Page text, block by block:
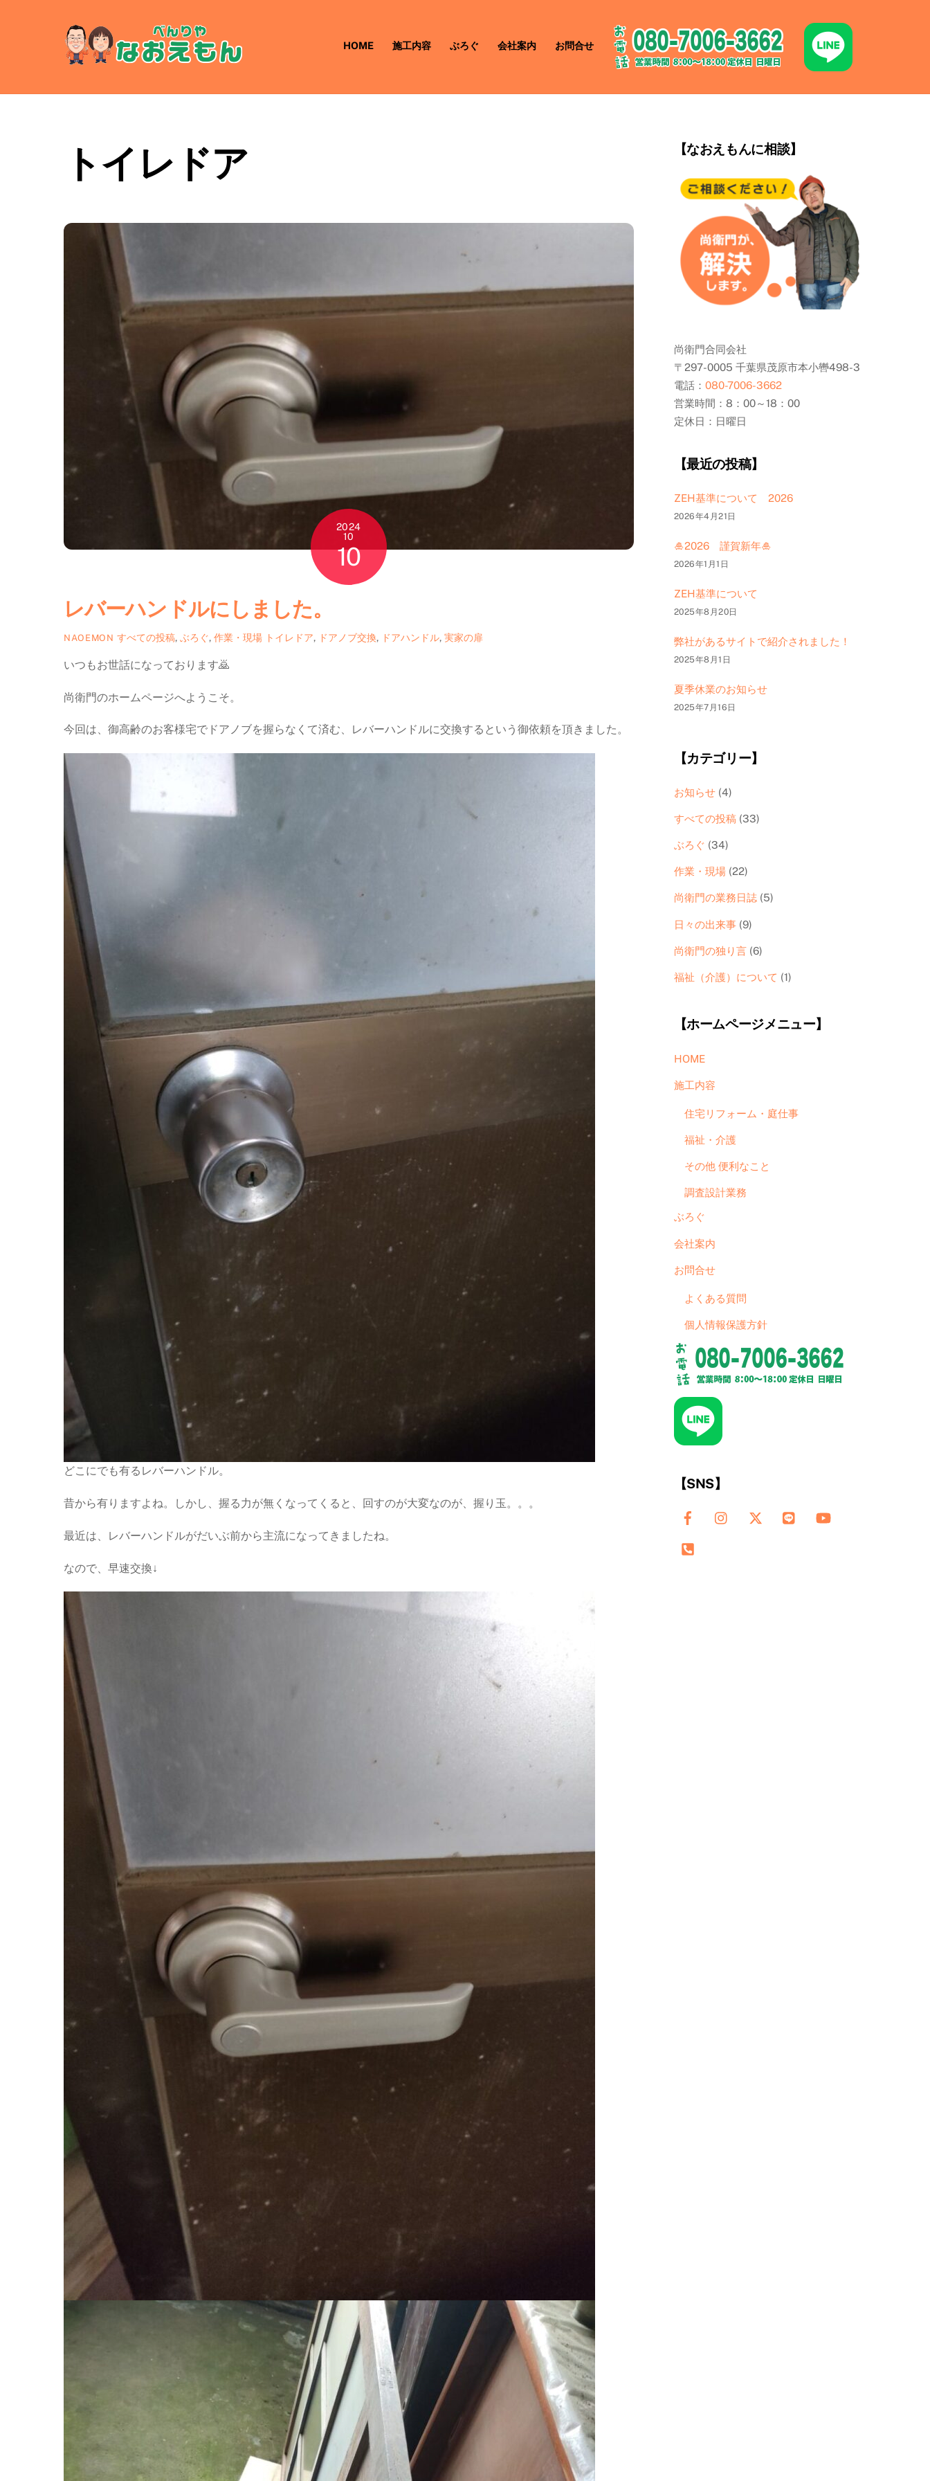
HOME 施工内容 ぶろぐ 会社案内 お問合せ
トイレドア
2024
10
10
レバーハンドルにしました。
NAOEMON すべての投稿, ぶろぐ, 作業・現場 トイレドア, ドアノブ交換, ドアハンドル, 実家の扉
いつもお世話になっております🙇
尚衛門のホームページへようこそ。
今回は、御高齢のお客様宅でドアノブを握らなくて済む、レバーハンドルに交換するという御依頼を頂きました。
どこにでも有るレバーハンドル。
昔から有りますよね。しかし、握る力が無くなってくると、回すのが大変なのが、握り玉。。。
最近は、レバーハンドルがだいぶ前から主流になってきましたね。
なので、早速交換↓
【なおえもんに相談】
尚衛門合同会社
〒297-0005 千葉県茂原市本小轡498-3
電話： 080-7006-3662
営業時間：8：00～18：00
定休日：日曜日
【最近の投稿】
ZEH基準について 2026
2026年4月21日
🎍2026 謹賀新年🎍
2026年1月1日
ZEH基準について
2025年8月20日
弊社があるサイトで紹介されました！
2025年8月1日
夏季休業のお知らせ
2025年7月16日
【カテゴリー】
お知らせ(4)
すべての投稿(33)
ぶろぐ (34)
作業・現場(22)
尚衛門の業務日誌(5)
日々の出来事(9)
尚衛門の独り言(6)
福祉（介護）について (1)
【ホームページメニュー】
HOME
施工内容
住宅リフォーム・庭仕事
福祉・介護
その他 便利なこと
調査設計業務
ぶろぐ
会社案内
お問合せ
よくある質問
個人情報保護方針
【SNS】